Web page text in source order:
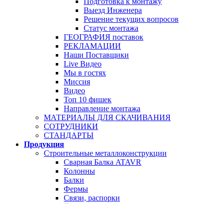
Выезд Инженера
Решение текущих вопросов
Статус монтажа
ГЕОГРАФИЯ поставок
РЕКЛАМАЦИИ
Наши Поставщики
Live Видео
Мы в гостях
Миссия
Видео
Топ 10 фишек
Направление монтажа
МАТЕРИАЛЫ ДЛЯ СКАЧИВАНИЯ
СОТРУДНИКИ
СТАНДАРТЫ
Продукция
Строительные металлоконструкции
Сварная Балка ATAVR
Колонны
Балки
Фермы
Связи, распорки